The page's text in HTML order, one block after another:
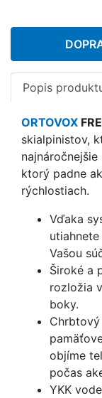
Popis
ORTOVOX
skialpinistov,
ktorý padne
rýchlostiach.
Vďaka
Vašou
Široké a
rozložia
boky.
objíme
počas
YKK